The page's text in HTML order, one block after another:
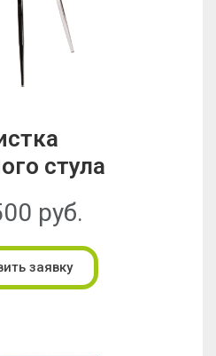
стула
руб.
заявку